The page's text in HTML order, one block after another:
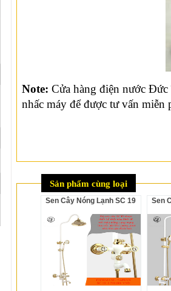
Note: Cửa hàng điện nước
nhấc máy để được tư vấn miễn
Sản phẩm cùng loại
Sen Cây Nóng Lạnh SC 19 Sen